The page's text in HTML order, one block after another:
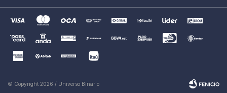
© Copyright 2026 / Universo Binario